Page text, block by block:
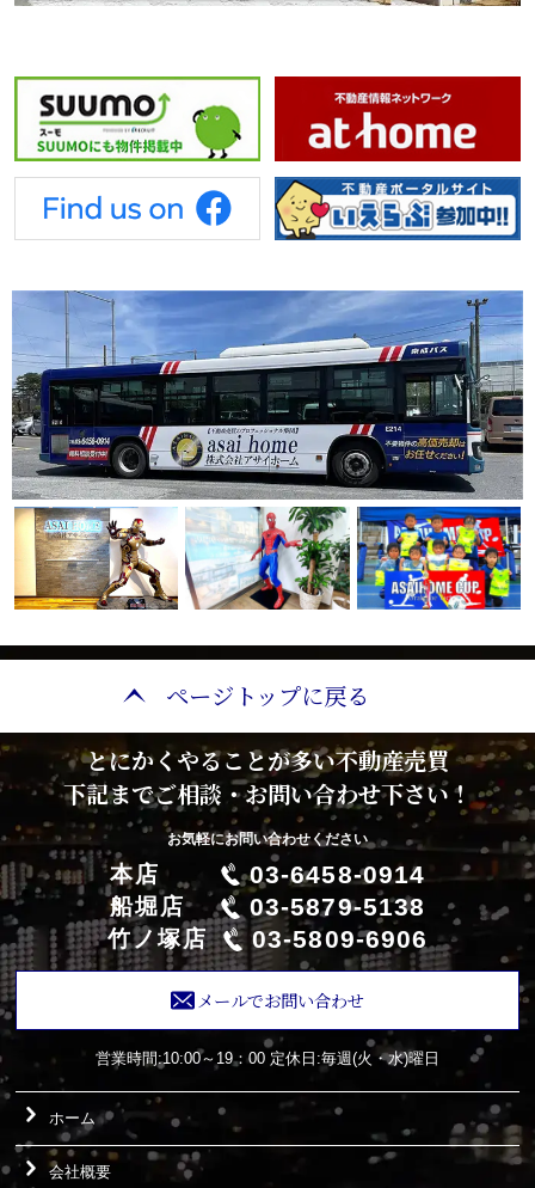
ページトップに戻る
とにかくやることが多い不動産売買
下記までご相談・お問い合わせ下さい！
お気軽にお問い合わせください
本店 03-6458-0914
船堀店 03-5879-5138
竹ノ塚店 03-5809-6906
メールでお問い合わせ
営業時間:10:00～19：00 定休日:毎週(火・水)曜日
ホーム
会社概要